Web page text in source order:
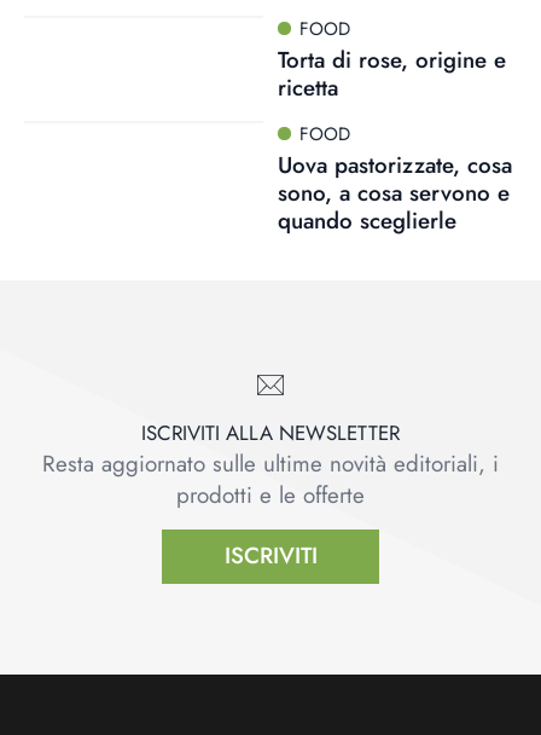
FOOD
Torta di rose, origine e
ricetta
FOOD
Uova pastorizzate, cosa
sono, a cosa servono e
quando sceglierle
ISCRIVITI ALLA NEWSLETTER
Resta aggiornato sulle ultime novità editoriali, i
prodotti e le offerte
ISCRIVITI